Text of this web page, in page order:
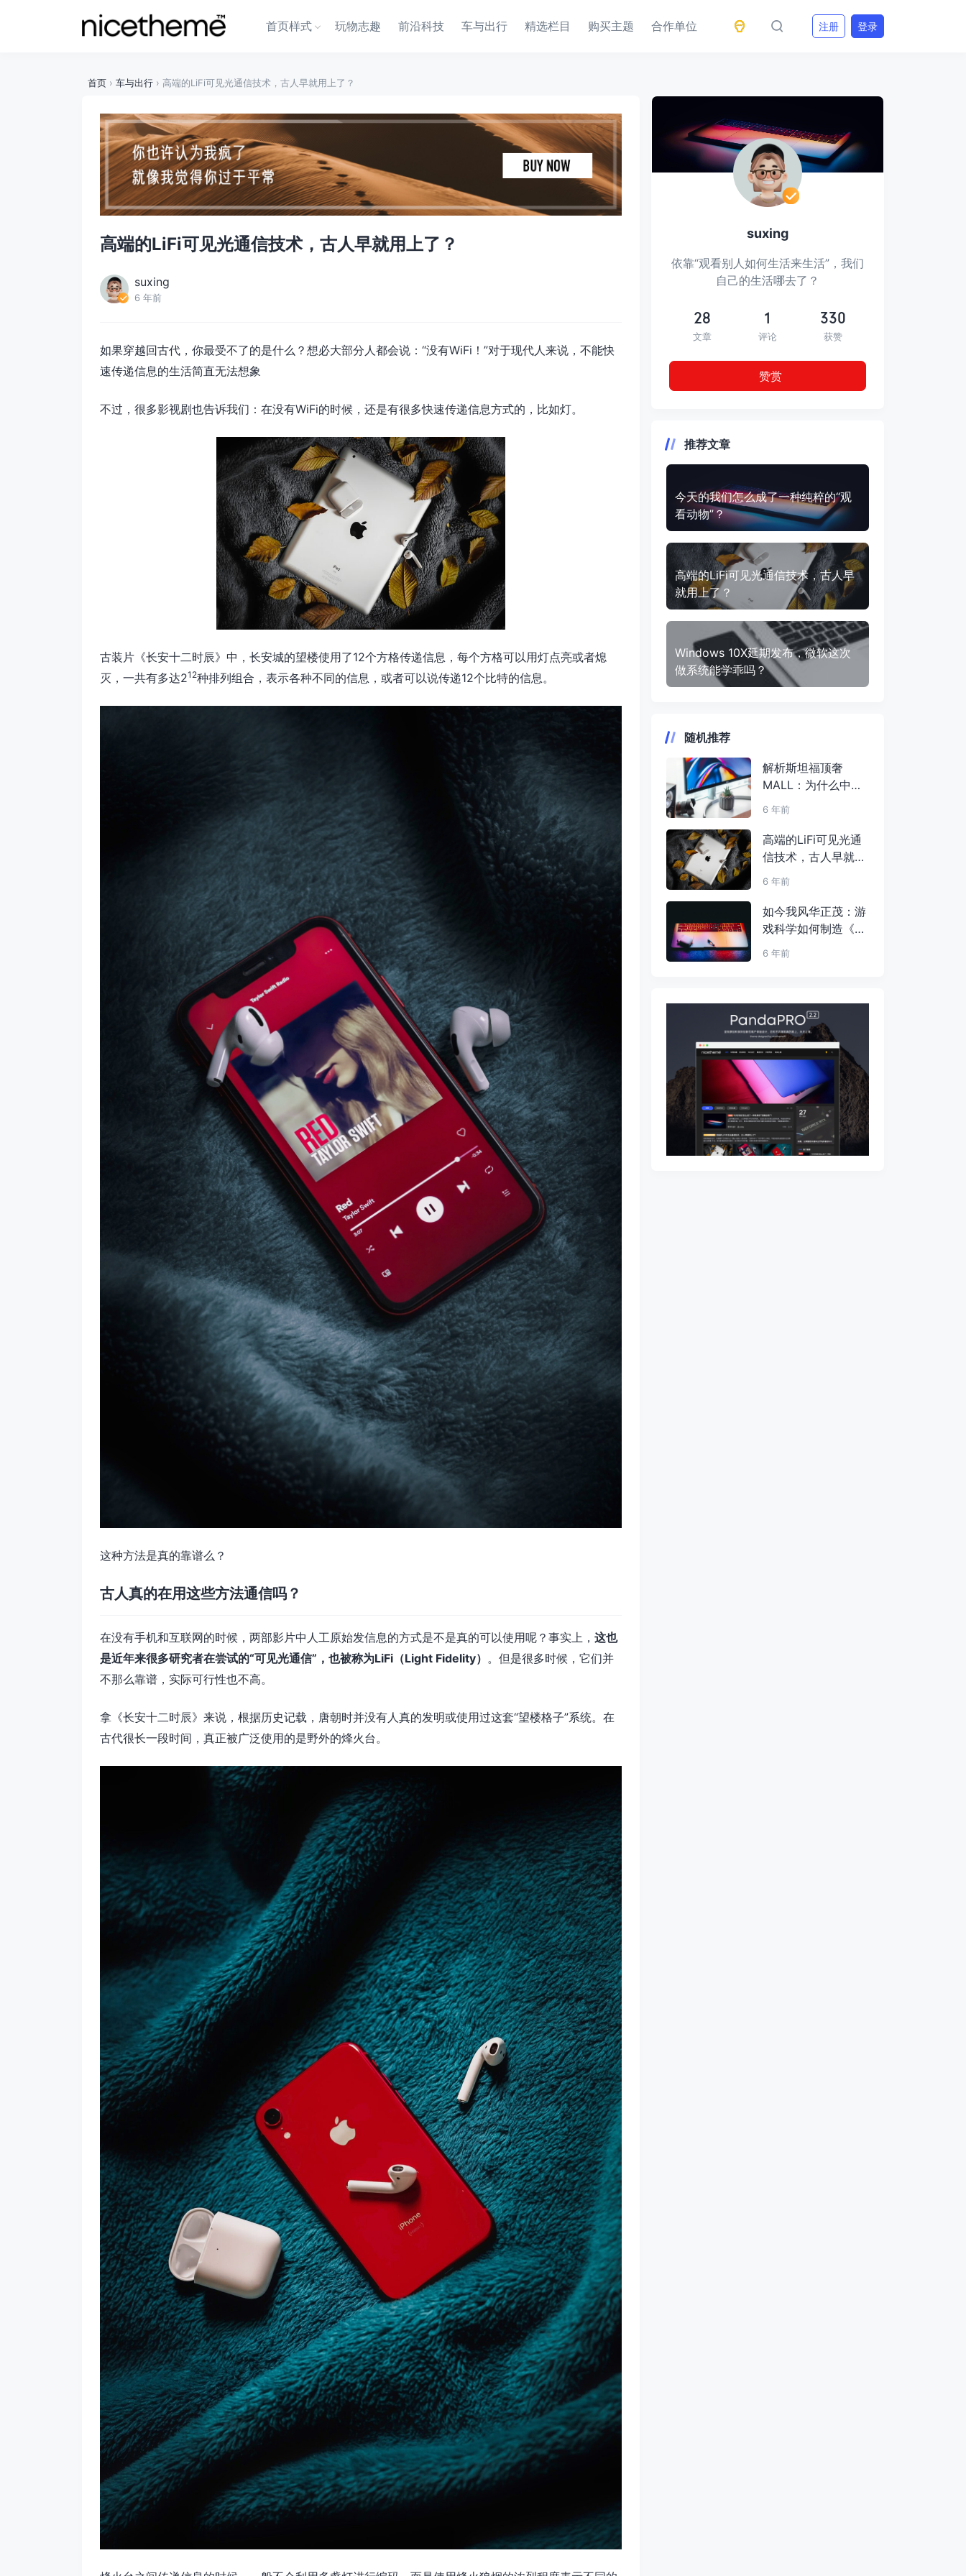
首页样式 玩物志趣 前沿科技 车与出行 精选栏目 购买主题 合作单位 注册 登录
首页 › 车与出行 › 高端的LiFi可见光通信技术，古人早就用上了？
高端的LiFi可见光通信技术，古人早就用上了？
suxing
6 年前
如果穿越回古代，你最受不了的是什么？想必大部分人都会说：“没有WiFi！”对于现代人来说，不能快
速传递信息的生活简直无法想象
不过，很多影视剧也告诉我们：在没有WiFi的时候，还是有很多快速传递信息方式的，比如灯。
古装片《长安十二时辰》中，长安城的望楼使用了12个方格传递信息，每个方格可以用灯点亮或者熄
灭，一共有多达212种排列组合，表示各种不同的信息，或者可以说传递12个比特的信息。
这种方法是真的靠谱么？
古人真的在用这些方法通信吗？
在没有手机和互联网的时候，两部影片中人工原始发信息的方式是不是真的可以使用呢？事实上， 这也
是近年来很多研究者在尝试的“可见光通信”，也被称为LiFi （Light Fidelity） 。但是很多时候，它们并
不那么靠谱，实际可行性也不高。
拿《长安十二时辰》来说，根据历史记载，唐朝时并没有人真的发明或使用过这套“望楼格子”系统。在
古代很长一段时间，真正被广泛使用的是野外的烽火台。
suxing
依靠“观看别人如何生活来生活”，我们
自己的生活哪去了？
28
文章
1
评论
330
获赞
赞赏
推荐文章
今天的我们怎么成了一种纯粹的“观
看动物”？
高端的LiFi可见光通信技术，古人早
就用上了？
Windows 10X延期发布，微软这次
做系统能学乖吗？
随机推荐
解析斯坦福顶奢
MALL：为什么中国
的大学城没有高端商
6 年前
高端的LiFi可见光通
信技术，古人早就用
上了？
6 年前
如今我风华正茂：游
戏科学如何制造《黑
神话：悟空》
6 年前